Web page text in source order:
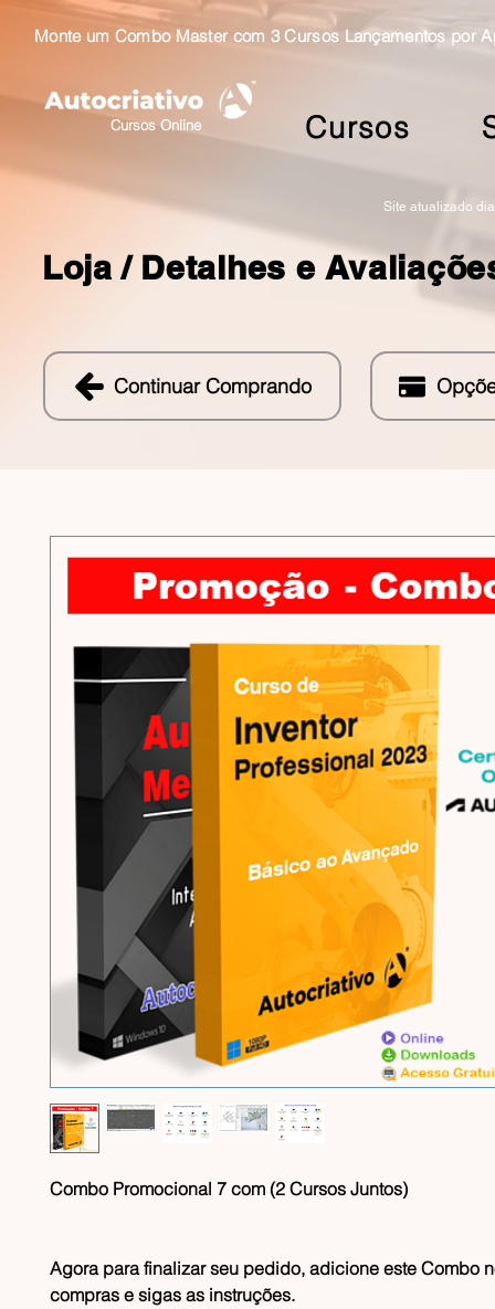
Monte um Combo Master com 3 Cursos Lançamentos por
Combo Promocional 7 com (2 Cursos Juntos)
Agora para finalizar seu pedido, adicione este Combo
compras e sigas as instruções.
Continuar Comprando
Cursos Online Cursos
Loja / Detalhes e
Site atualizado